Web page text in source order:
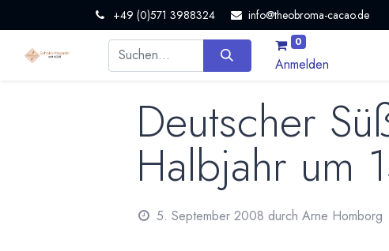
+49 (0)571 3988324 info@theobroma-cacao.de
0
Anmelden
Deutscher
Halbjahr um
5. September 2008 durch Arne Homborg